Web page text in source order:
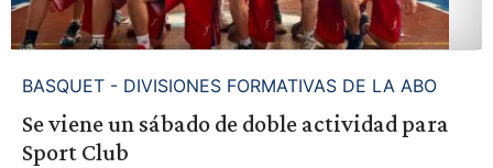
BASQUET - DIVISIONES FORMATIVAS DE LA ABO
Se viene un sábado de doble actividad para
Sport Club